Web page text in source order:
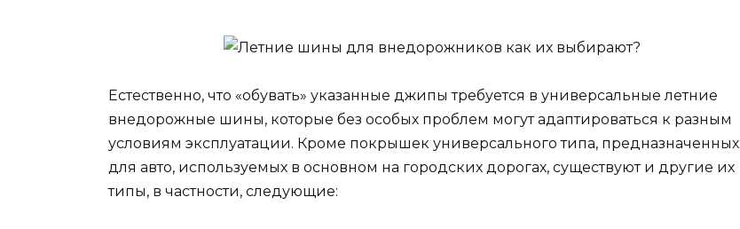
Естественно, что «обувать» указанные джипы требуется в универсальные летние
внедорожные шины, которые без особых проблем могут адаптироваться к разным
условиям эксплуатации. Кроме покрышек универсального типа, предназначенных
для авто, используемых в основном на городских дорогах, существуют и другие их
типы, в частности, следующие: